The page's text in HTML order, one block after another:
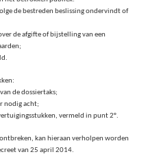
de bestreden beslissing ondervindt of
de afgifte of bijstelling van een
de dossiertaks;
nodig acht;
vermeld in punt 2°.
kan hieraan verholpen worden
van 25 april 2014.